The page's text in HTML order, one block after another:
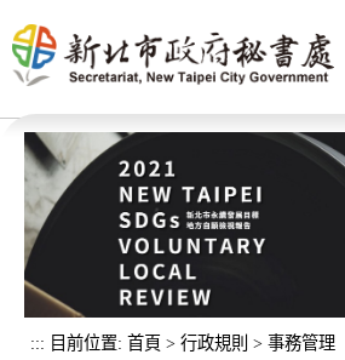
::: 目前位置: 首頁 > 行政規則 > 事務管理